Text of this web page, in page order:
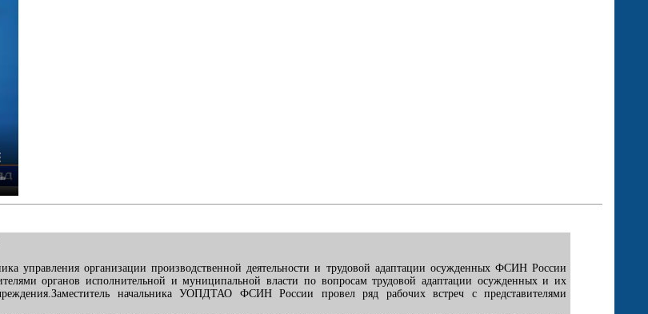
управления организации производственной деятельности и трудовой адаптации осужденных ФСИН России
органов исполнительной и муниципальной власти по вопросам трудовой адаптации осужденных и их
начальника УОПДТАО ФСИН России провел ряд рабочих встреч с представителями